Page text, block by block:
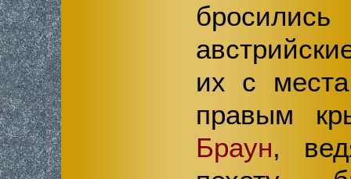
их с
правым
Браун,